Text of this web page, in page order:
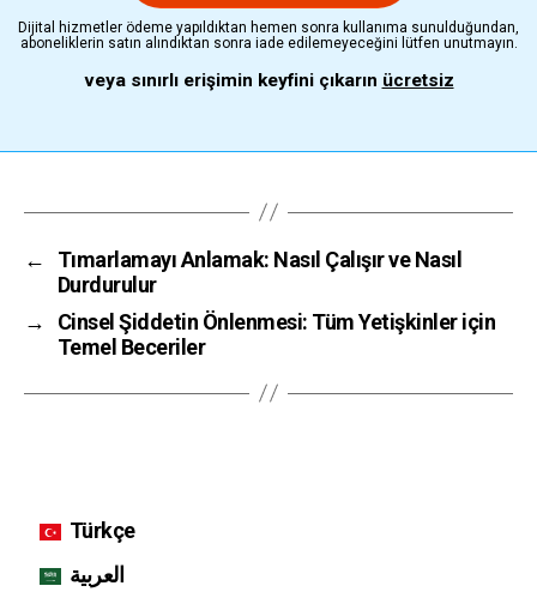
Dijital hizmetler ödeme yapıldıktan hemen sonra kullanıma sunulduğundan,
aboneliklerin satın alındıktan sonra iade edilemeyeceğini lütfen unutmayın.
veya sınırlı erişimin keyfini çıkarın ücretsiz
←
Tımarlamayı Anlamak: Nasıl Çalışır ve Nasıl
Durdurulur
→
Cinsel Şiddetin Önlenmesi: Tüm Yetişkinler için
Temel Beceriler
Türkçe
العربية